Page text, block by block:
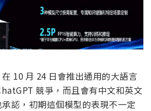
10 月 24 日會推出通用的大語言
競爭，而且會有中文和英文
認，初期這個模型的表現不一定